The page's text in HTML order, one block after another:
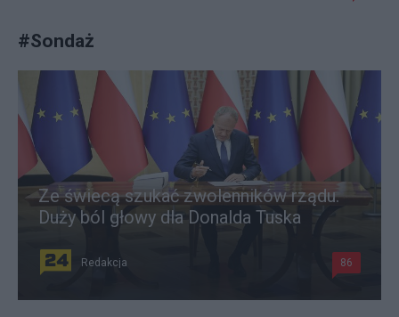
#Sondaż
Ze świecą szukać zwolenników rządu.
Duży ból głowy dla Donalda Tuska
Redakcja 86